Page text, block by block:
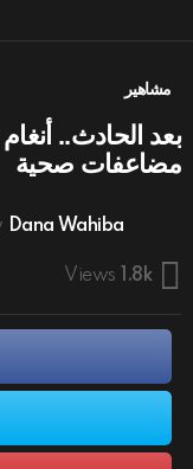
مشاهير
بعد الحادث..
مضاعفات صحية
Dana Wahiba
1.8k
Views